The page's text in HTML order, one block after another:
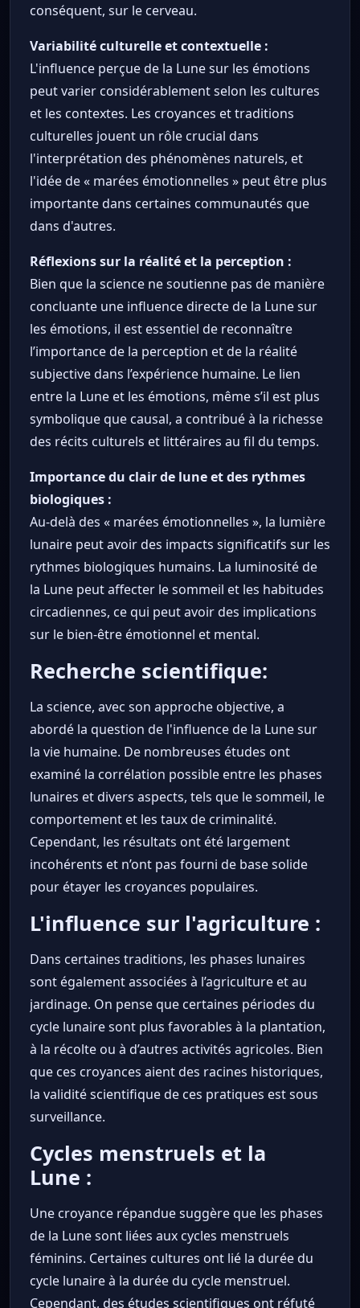
conséquent, sur le cerveau.
Variabilité culturelle et contextuelle :
L'influence perçue de la Lune sur les émotions
peut varier considérablement selon les cultures
et les contextes. Les croyances et traditions
culturelles jouent un rôle crucial dans
l'interprétation des phénomènes naturels, et
l'idée de « marées émotionnelles » peut être plus
importante dans certaines communautés que
dans d'autres.
Réflexions sur la réalité et la perception :
Bien que la science ne soutienne pas de manière
concluante une influence directe de la Lune sur
les émotions, il est essentiel de reconnaître
l’importance de la perception et de la réalité
subjective dans l’expérience humaine. Le lien
entre la Lune et les émotions, même s’il est plus
symbolique que causal, a contribué à la richesse
des récits culturels et littéraires au fil du temps.
Importance du clair de lune et des rythmes
biologiques :
Au-delà des « marées émotionnelles », la lumière
lunaire peut avoir des impacts significatifs sur les
rythmes biologiques humains. La luminosité de
la Lune peut affecter le sommeil et les habitudes
circadiennes, ce qui peut avoir des implications
sur le bien-être émotionnel et mental.
Recherche scientifique:
La science, avec son approche objective, a
abordé la question de l'influence de la Lune sur
la vie humaine. De nombreuses études ont
examiné la corrélation possible entre les phases
lunaires et divers aspects, tels que le sommeil, le
comportement et les taux de criminalité.
Cependant, les résultats ont été largement
incohérents et n’ont pas fourni de base solide
pour étayer les croyances populaires.
L'influence sur l'agriculture :
Dans certaines traditions, les phases lunaires
sont également associées à l’agriculture et au
jardinage. On pense que certaines périodes du
cycle lunaire sont plus favorables à la plantation,
à la récolte ou à d’autres activités agricoles. Bien
que ces croyances aient des racines historiques,
la validité scientifique de ces pratiques est sous
surveillance.
Cycles menstruels et la
Lune :
Une croyance répandue suggère que les phases
de la Lune sont liées aux cycles menstruels
féminins. Certaines cultures ont lié la durée du
cycle lunaire à la durée du cycle menstruel.
Cependant, des études scientifiques ont réfuté